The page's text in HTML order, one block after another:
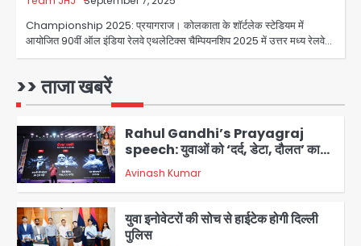
Championship 2025: प्रयागराज। कोलकाता के शॉर्टलेक स्टेडियम में
आयोजित 90वीं ऑल इंडिया रेलवे एथलेटिक्स चैम्पियनशिप 2025 में उत्तर मध्य रेलवे…
>> ताजा खबरें
1
Noida Sector-49: सेक्टर-49 में 18
साल की मेड ने की खुदकुशी, शरीर पर नहीं मिली
2
Rahul Gandhi’s Prayagraj
speech: युवाओं को ‘दर्द, डेटा, दौलत’ का
संदेश, बीजेपी का वार
Avinash Kumar
युवा इनोवेटरों की सोच से हाईटेक होगी दिल्ली
पुलिस